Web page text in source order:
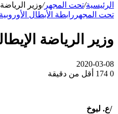
الرئيسية/تحت المجهر/وزير
تحت المجهر رابطة الأبطال الأوروبية
وزير الرياضة
2020-03-08
0
أقل من دقيقة
/ع. لبوخ